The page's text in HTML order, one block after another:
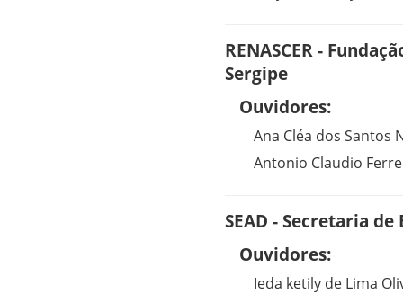
RENASCER -
Sergipe
Ouvidores:
Ana Cléa dos Santos
Antonio Claudio
SEAD - Secretaria
Ouvidores:
Ieda ketily de Lima